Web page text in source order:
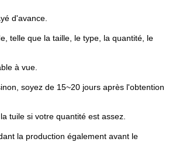
d'avance.
telle que la taille, le type, la quantité, le
à vue.
soyez de 15~20 jours après l'obtention
tuile si votre quantité est assez.
la production également avant le